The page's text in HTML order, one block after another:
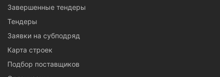
Завершенные тендеры
Тендеры
Заявки на субподряд
Карта строек
Подбор поставщиков